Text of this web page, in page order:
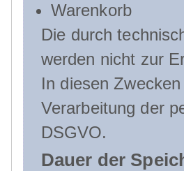
Warenkorb
Die durch
werden nicht zur
In diesen
Verarbeitung der
DSGVO.
Dauer der